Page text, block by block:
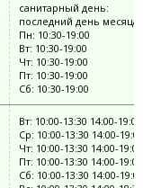
санитарный день:
последний день месяца
Пн: 10:30-19:00
Вт: 10:30-19:00
Чт: 10:30-19:00
Пт: 10:30-19:00
Сб: 10:30-19:00
Вт: 10:00-13:30 14:00-19:00
Ср: 10:00-13:30 14:00-19:00
Чт: 10:00-13:30 14:00-19:00
Пт: 10:00-13:30 14:00-19:00
Сб: 10:00-13:30 14:00-19:00